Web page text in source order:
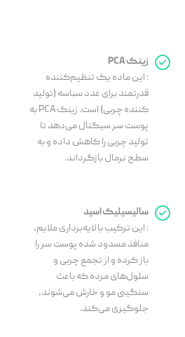
زینک PCA
: این ماده یک تنظیم‌کننده
قدرتمند برای غدد سباسه (تولید
کننده چربی) است. زینک PCA به
پوست سر سیگنال می‌دهد تا
تولید چربی را کاهش داده و به
سطح نرمال بازگرداند.
سالیسیلیک اسید
: این ترکیب با لایه‌برداری ملایم،
منافذ مسدود شده پوست سر را
باز کرده و از تجمع چربی و
سلول‌های مرده که باعث
سنگینی مو و خارش می‌شوند،
جلوگیری می‌کند.